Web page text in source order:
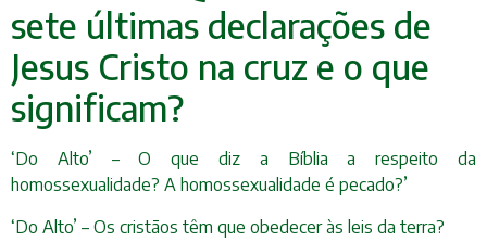
sete últimas declarações de
Jesus Cristo na cruz e o que
significam?
‘Do Alto’ – O que diz a Bíblia a respeito da
homossexualidade? A homossexualidade é pecado?’
‘Do Alto’ – Os cristãos têm que obedecer às leis da terra?